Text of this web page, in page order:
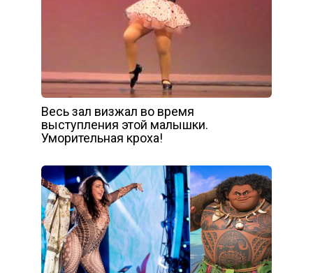
Весь зал визжал во время
выступления этой малышки.
Уморительная кроха!